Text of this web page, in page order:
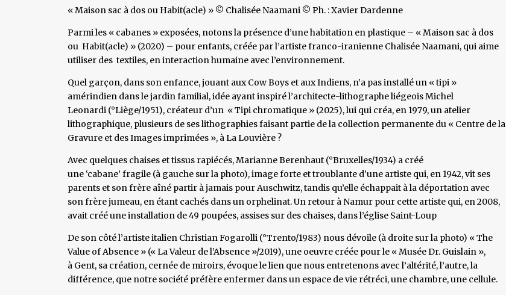
« Maison sac à dos ou Habit(acle) » © Chalisée Naamani © Ph. : Xavier Dardenne
Parmi les « cabanes » exposées, notons la présence d’une habitation en plastique – « Maison sac à dos
ou Habit(acle) » (2020) – pour enfants, créée par l’artiste franco-iranienne Chalisée Naamani, qui aime
utiliser des textiles, en interaction humaine avec l’environnement.
Quel garçon, dans son enfance, jouant aux Cow Boys et aux Indiens, n’a pas installé un « tipi »
amérindien dans le jardin familial, idée ayant inspiré l’architecte-lithographe liégeois Michel
Leonardi (°Liège/1951), créateur d’un « Tipi chromatique » (2025), lui qui créa, en 1979, un atelier
lithographique, plusieurs de ses lithographies faisant partie de la collection permanente du « Centre de la
Gravure et des Images imprimées », à La Louvière ?
Avec quelques chaises et tissus rapiécés, Marianne Berenhaut (°Bruxelles/1934) a créé
une ‘cabane’ fragile (à gauche sur la photo), image forte et troublante d’une artiste qui, en 1942, vit ses
parents et son frère aîné partir à jamais pour Auschwitz, tandis qu’elle échappait à la déportation avec
son frère jumeau, en étant cachés dans un orphelinat. Un retour à Namur pour cette artiste qui, en 2008,
avait créé une installation de 49 poupées, assises sur des chaises, dans l’église Saint-Loup
De son côté l’artiste italien Christian Fogarolli (°Trento/1983) nous dévoile (à droite sur la photo) « The
Value of Absence » (« La Valeur de l’Absence »/2019), une oeuvre créée pour le « Musée Dr. Guislain »,
à Gent, sa création, cernée de miroirs, évoque le lien que nous entretenons avec l’altérité, l’autre, la
différence, que notre société préfère enfermer dans un espace de vie rétréci, une chambre, une cellule.